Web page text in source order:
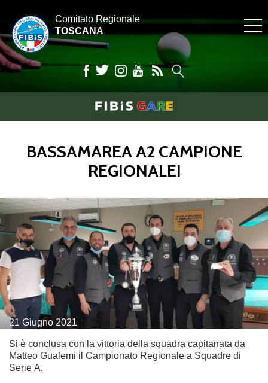
Comitato Regionale
TOSCANA
BASSAMAREA A2 CAMPIONE
REGIONALE!
21 Giugno 2021
Si è conclusa con la vittoria della squadra capitanata da
Matteo Gualemi il Campionato Regionale a Squadre di
Serie A.